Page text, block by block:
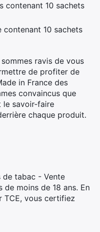
contenant 10 sachets
contenant 10 sachets
ravis de vous
de profiter de
in France des
convaincus que
le savoir-faire
chaque produit.
tabac - Vente
de moins de 18 ans. En
TCE, vous certifiez